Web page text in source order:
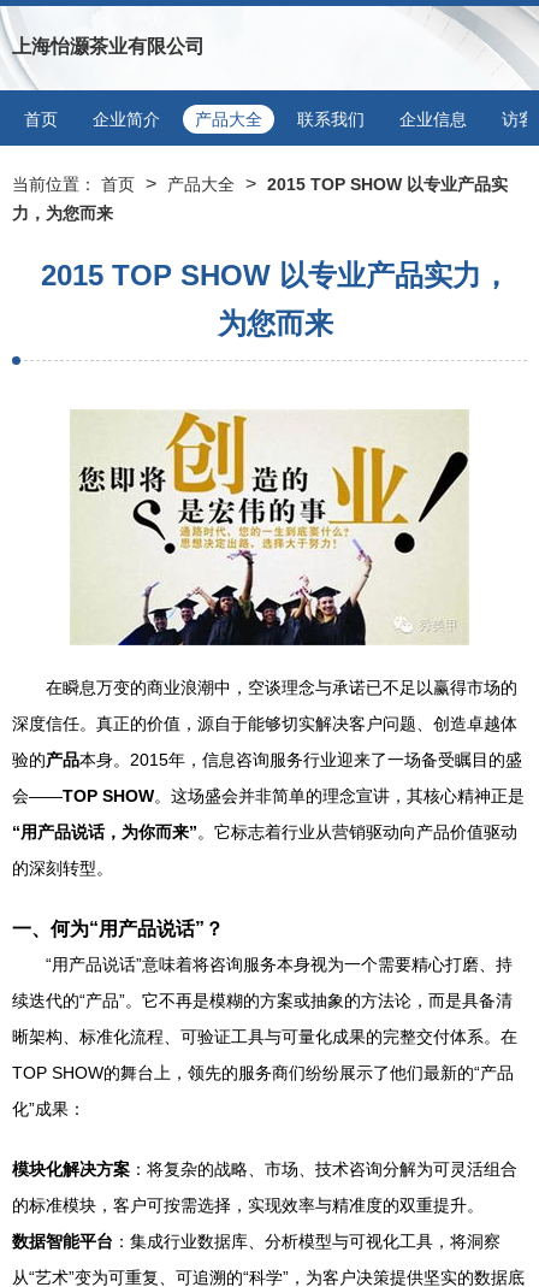
上海怡灏茶业有限公司
首页 企业简介 产品大全 联系我们 企业信息 访客
当前位置： 首页 > 产品大全 > 2015 TOP SHOW 以专业产品实
力，为您而来
2015 TOP SHOW 以专业产品实力，
为您而来
在瞬息万变的商业浪潮中，空谈理念与承诺已不足以赢得市场的
深度信任。真正的价值，源自于能够切实解决客户问题、创造卓越体
验的产品本身。2015年，信息咨询服务行业迎来了一场备受瞩目的盛
会——TOP SHOW。这场盛会并非简单的理念宣讲，其核心精神正是
“用产品说话，为你而来”。它标志着行业从营销驱动向产品价值驱动
的深刻转型。
一、何为“用产品说话”？
“用产品说话”意味着将咨询服务本身视为一个需要精心打磨、持
续迭代的“产品”。它不再是模糊的方案或抽象的方法论，而是具备清
晰架构、标准化流程、可验证工具与可量化成果的完整交付体系。在
TOP SHOW的舞台上，领先的服务商们纷纷展示了他们最新的“产品
化”成果：
模块化解决方案 ：将复杂的战略、市场、技术咨询分解为可灵活组合
的标准模块，客户可按需选择，实现效率与精准度的双重提升。
数据智能平台 ：集成行业数据库、分析模型与可视化工具，将洞察
从“艺术”变为可重复、可追溯的“科学”，为客户决策提供坚实的数据底